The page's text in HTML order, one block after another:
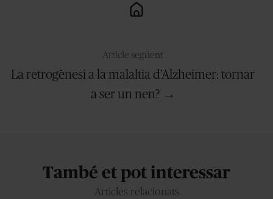
Article següent
La retrogènesi a la malaltia d’Alzheimer: tornar
a ser un nen? →
També et pot interessar
Articles relacionats